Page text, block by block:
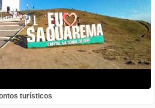
turísticos